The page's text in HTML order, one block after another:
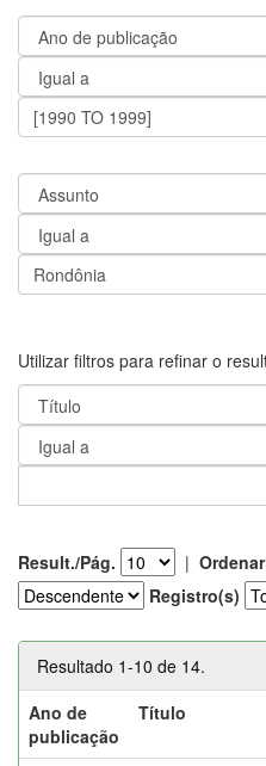
Utilizar filtros para refinar o
Result./Pág. |
Registro(s)
Resultado 1-10 de 14.
Ano de
publicação
Título